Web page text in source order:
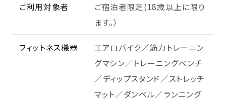
ご利用対象者
ご宿泊者限定(18歳以上に限り
ます。）
フィットネス機器
エアロバイク／筋力トレーニン
グマシン／トレーニングベンチ
／ディップスタンド／ストレッチ
マット／ダンベル／ランニング